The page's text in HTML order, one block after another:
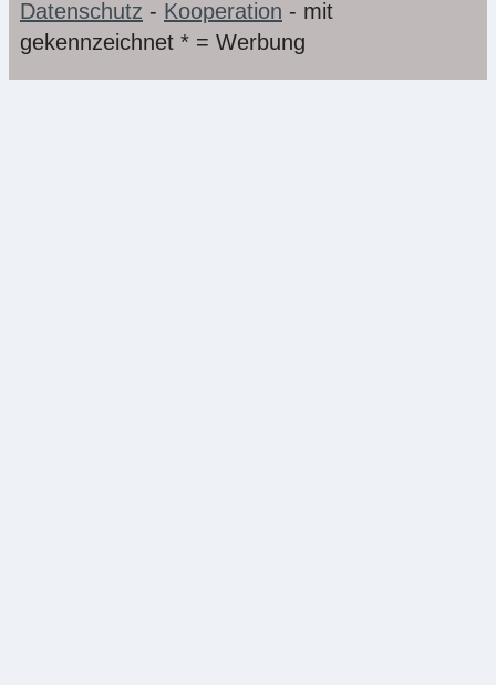
Datenschutz - Kooperation - mit
gekennzeichnet * = Werbung